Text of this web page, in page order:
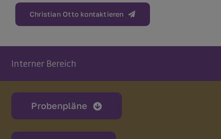
Christian Otto kontaktieren
Interner Bereich
Probenpläne